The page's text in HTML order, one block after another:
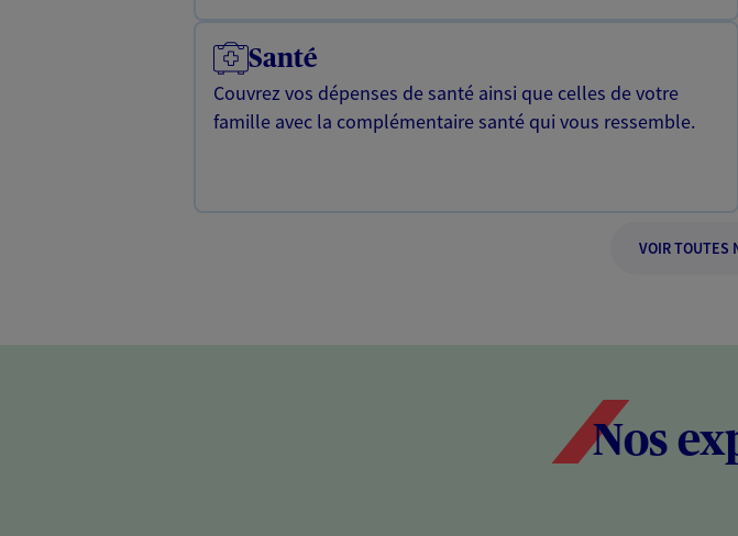
Santé
Couvrez vos dépenses de santé ainsi que celles de votre
famille avec la complémentaire santé qui vous ressemble.
VOIR TOUTES
Nos